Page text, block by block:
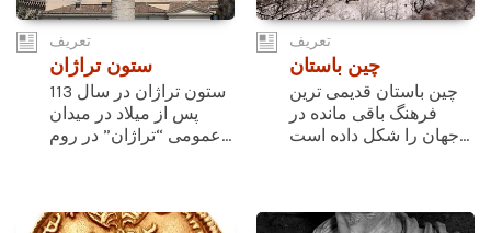
تعریف
ستون تراژان
ستون تراژان در سال 113
پس از میلاد در میدان
عمومی “تراژان” در روم...
تعریف
چین باستان
چین باستان قدیمی ترین
فرهنگ باقی مانده در
جهان را شکل داده است...